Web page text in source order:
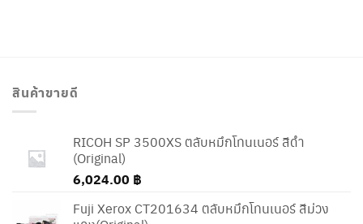
สินค้าขายดี
RICOH SP 3500XS ตลับหมึกโทนเนอร์ สีดำ
(Original)
6,024.00 ฿
Fuji Xerox CT201634 ตลับหมึกโทนเนอร์ สีม่วง